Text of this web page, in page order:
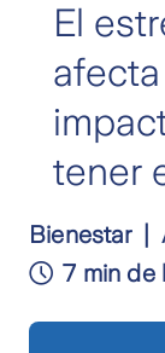
El
tener
Bienestar
7 min de